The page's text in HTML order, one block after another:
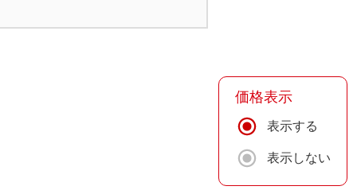
価格表示
表示する
表示しない